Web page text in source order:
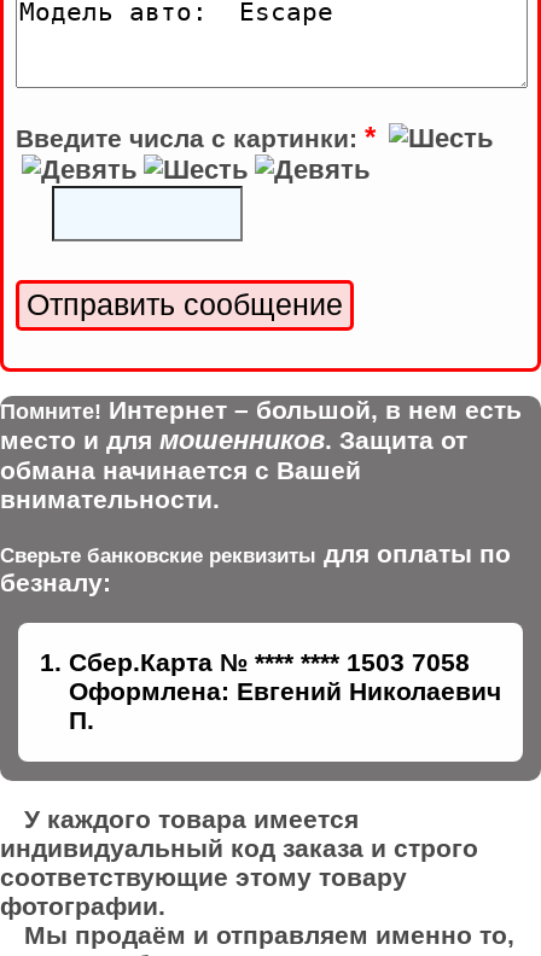
Введите числа с картинки: *
Помните! Интернет – большой, в нем есть
место и для мошенников. Защита от
обмана начинается с Вашей
внимательности.
Сверьте банковские реквизиты для оплаты по
безналу:
Сбер.Карта № **** **** 1503 7058
Оформлена: Евгений Николаевич
П.
У каждого товара имеется
индивидуальный код заказа и строго
соответствующие этому товару
фотографии.
Мы продаём и отправляем именно то,